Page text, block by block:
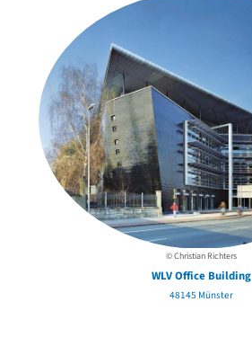
© Christian Richters
WLV Office Building
48145 Münster